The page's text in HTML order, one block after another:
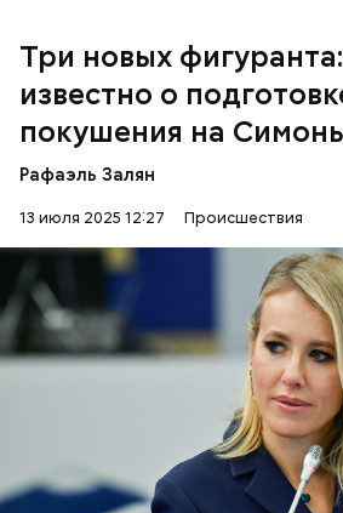
Три новых
известно о
покушения на
Рафаэль Залян
13 июля 2025 12:27 Происшествия
О том, что ФСБ удалось
неонацистского движения под
Курировала действия
финансировала их
Служба безопасности Украины